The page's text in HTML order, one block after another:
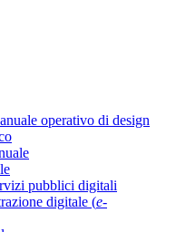
operativo di design
pubblici digitali
digitale (e-